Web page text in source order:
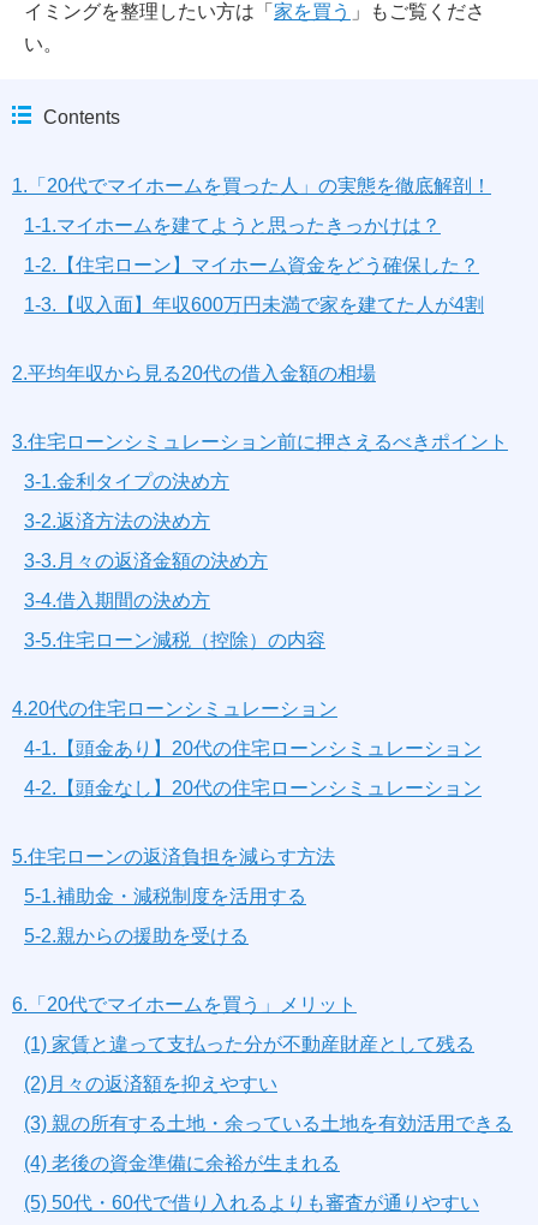
イミングを整理したい方は「 家を買う 」もご覧くださ
い。
Contents
1.「20代でマイホームを買った人」の実態を徹底解剖！
1-1.マイホームを建てようと思ったきっかけは？
1-2.【住宅ローン】マイホーム資金をどう確保した？
1-3.【収入面】年収600万円未満で家を建てた人が4割
2.平均年収から見る20代の借入金額の相場
3.住宅ローンシミュレーション前に押さえるべきポイント
3-1.金利タイプの決め方
3-2.返済方法の決め方
3-3.月々の返済金額の決め方
3-4.借入期間の決め方
3-5.住宅ローン減税（控除）の内容
4.20代の住宅ローンシミュレーション
4-1.【頭金あり】20代の住宅ローンシミュレーション
4-2.【頭金なし】20代の住宅ローンシミュレーション
5.住宅ローンの返済負担を減らす方法
5-1.補助金・減税制度を活用する
5-2.親からの援助を受ける
6.「20代でマイホームを買う」メリット
(1) 家賃と違って支払った分が不動産財産として残る
(2)月々の返済額を抑えやすい
(3) 親の所有する土地・余っている土地を有効活用できる
(4) 老後の資金準備に余裕が生まれる
(5) 50代・60代で借り入れるよりも審査が通りやすい